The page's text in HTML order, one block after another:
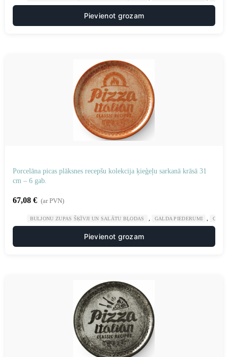
Pievienot grozam
Porcelāna picas plāksnes recepšu kolekcija ķieģeļu sarkanā krāsā 31
cm – 6 gab.
67,08 € (ar PVN)
BULJONU ZUPAS ŠĶĪVJI UN SALĀTU BĻODAS GALDA PIEDERUMI
Pievienot grozam